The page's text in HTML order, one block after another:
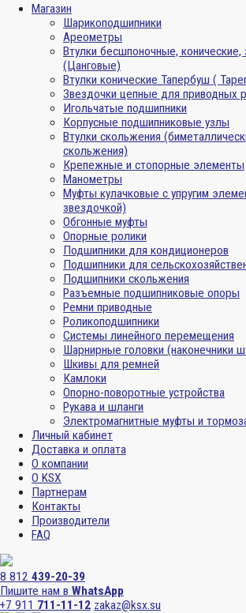
Магазин
Шарикоподшипники
Ареометры
Втулки бесшпоночные,
(Цанговые)
Втулки конические Тапербуш (
Звездочки цепные для приводных
Игольчатые подшипники
Корпусные подшипниковые узлы
Втулки скольжения
скольжения)
Крепежные и стопорные элементы
Манометры
Муфты кулачковые с упругим
звездочкой)
Обгонные муфты
Опорные ролики
Подшипники для кондиционеров
Подшипники для
Подшипники скольжения
Разъемные подшипниковые опоры
Ремни приводные
Роликоподшипники
Системы линейного перемещения
Шарнирные головки (наконечники
Шкивы для ремней
Камлоки
Опорно-поворотные устройства
Рукава и шланги
Электромагнитные муфты и
Личный кабинет
Доставка и оплата
О компании
О KSX
Партнерам
Контакты
Производители
FAQ
8 812 439-20-39
Пишите нам в WhatsApp
+7 911 711-11-12 zakaz@ksx.su